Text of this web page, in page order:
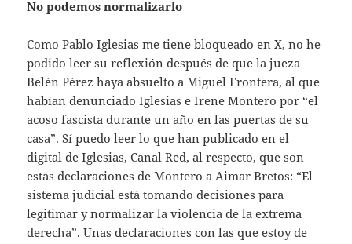
No podemos normalizarlo
Como Pablo Iglesias me tiene bloqueado en X, no he
podido leer su reflexión después de que la jueza
Belén Pérez haya absuelto a Miguel Frontera, al que
habían denunciado Iglesias e Irene Montero por “el
acoso fascista durante un año en las puertas de su
casa”. Sí puedo leer lo que han publicado en el
digital de Iglesias, Canal Red, al respecto, que son
estas declaraciones de Montero a Aimar Bretos: “El
sistema judicial está tomando decisiones para
legitimar y normalizar la violencia de la extrema
derecha”. Unas declaraciones con las que estoy de